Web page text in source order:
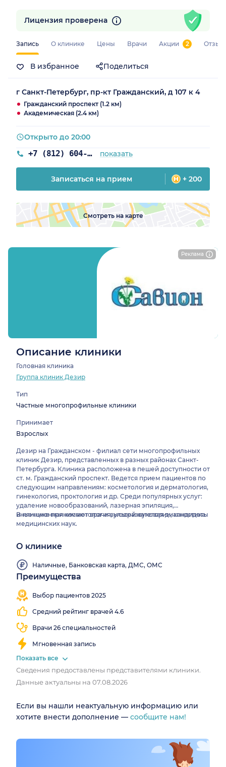
Реклама
Запись О клинике Цены Врачи Акции 2
В избранное Поделиться
Лицензия проверена
г Санкт-Петербург, пр-кт Гражданский, д 107 к 4
Гражданский проспект (1.2 км)
Академическая (2.4 км)
+7 (812) 604-63-57 показать
Открыто до 20:00
Записаться на прием + 200
Смотреть на карте
Описание клиники
Головная клиника
Группа клиник Дезир
Тип
Частные многопрофильные клиники
Принимает
Взрослых
Дезир на Гражданском - филиал сети многопрофильных
клиник Дезир, представленных в разных районах Санкт-
Петербурга. Клиника расположена в пешей доступности от
ст. м. Гражданский проспект. Ведется прием пациентов по
следующим направлениям: косметология и дерматология,
гинекология, проктология и др. Среди популярных услуг:
удаление новообразований, лазерная эпиляция,
инъекционная косметология, ультразвуковая диагностика.
В клинике принимают врачи высшей категории, кандидаты
медицинских наук.
О клинике
Наличные, Банковская карта, ДМС, ОМС
Преимущества
Выбор пациентов 2025
Средний рейтинг врачей 4.6
Врачи 26 специальностей
Мгновенная запись
Работаем
выходные
Показать все
Сведения предоставлены представителями клиники.
Данные актуальны на 07.08.2026
Если вы нашли неактуальную информацию или
хотите внести дополнение — сообщите нам!